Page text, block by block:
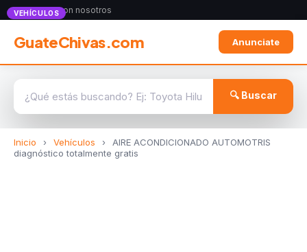
Anunciate con nosotros
GuateChivas.com Anunciate
🔍 Buscar
Inicio › Vehículos ›
AIRE ACONDICIONADO AUTOMOTRIS
diagnóstico totalmente gratis
VEHÍCULOS